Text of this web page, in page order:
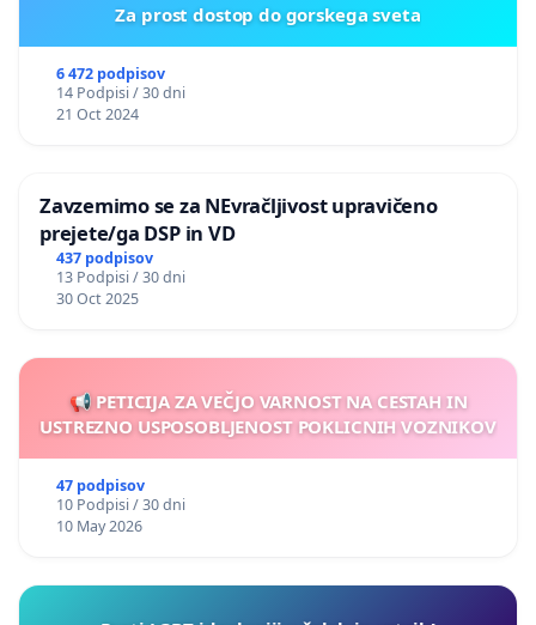
Za prost dostop do gorskega sveta
6 472 podpisov
14 Podpisi / 30 dni
21 Oct 2024
Zavzemimo se za NEvračljivost upravičeno
prejete/ga DSP in VD
437 podpisov
13 Podpisi / 30 dni
30 Oct 2025
📢 PETICIJA ZA VEČJO VARNOST NA CESTAH IN
USTREZNO USPOSOBLJENOST POKLICNIH VOZNIKOV
47 podpisov
10 Podpisi / 30 dni
10 May 2026